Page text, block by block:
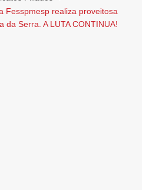
Fesspmesp realiza proveitosa
da Serra. A LUTA CONTINUA!